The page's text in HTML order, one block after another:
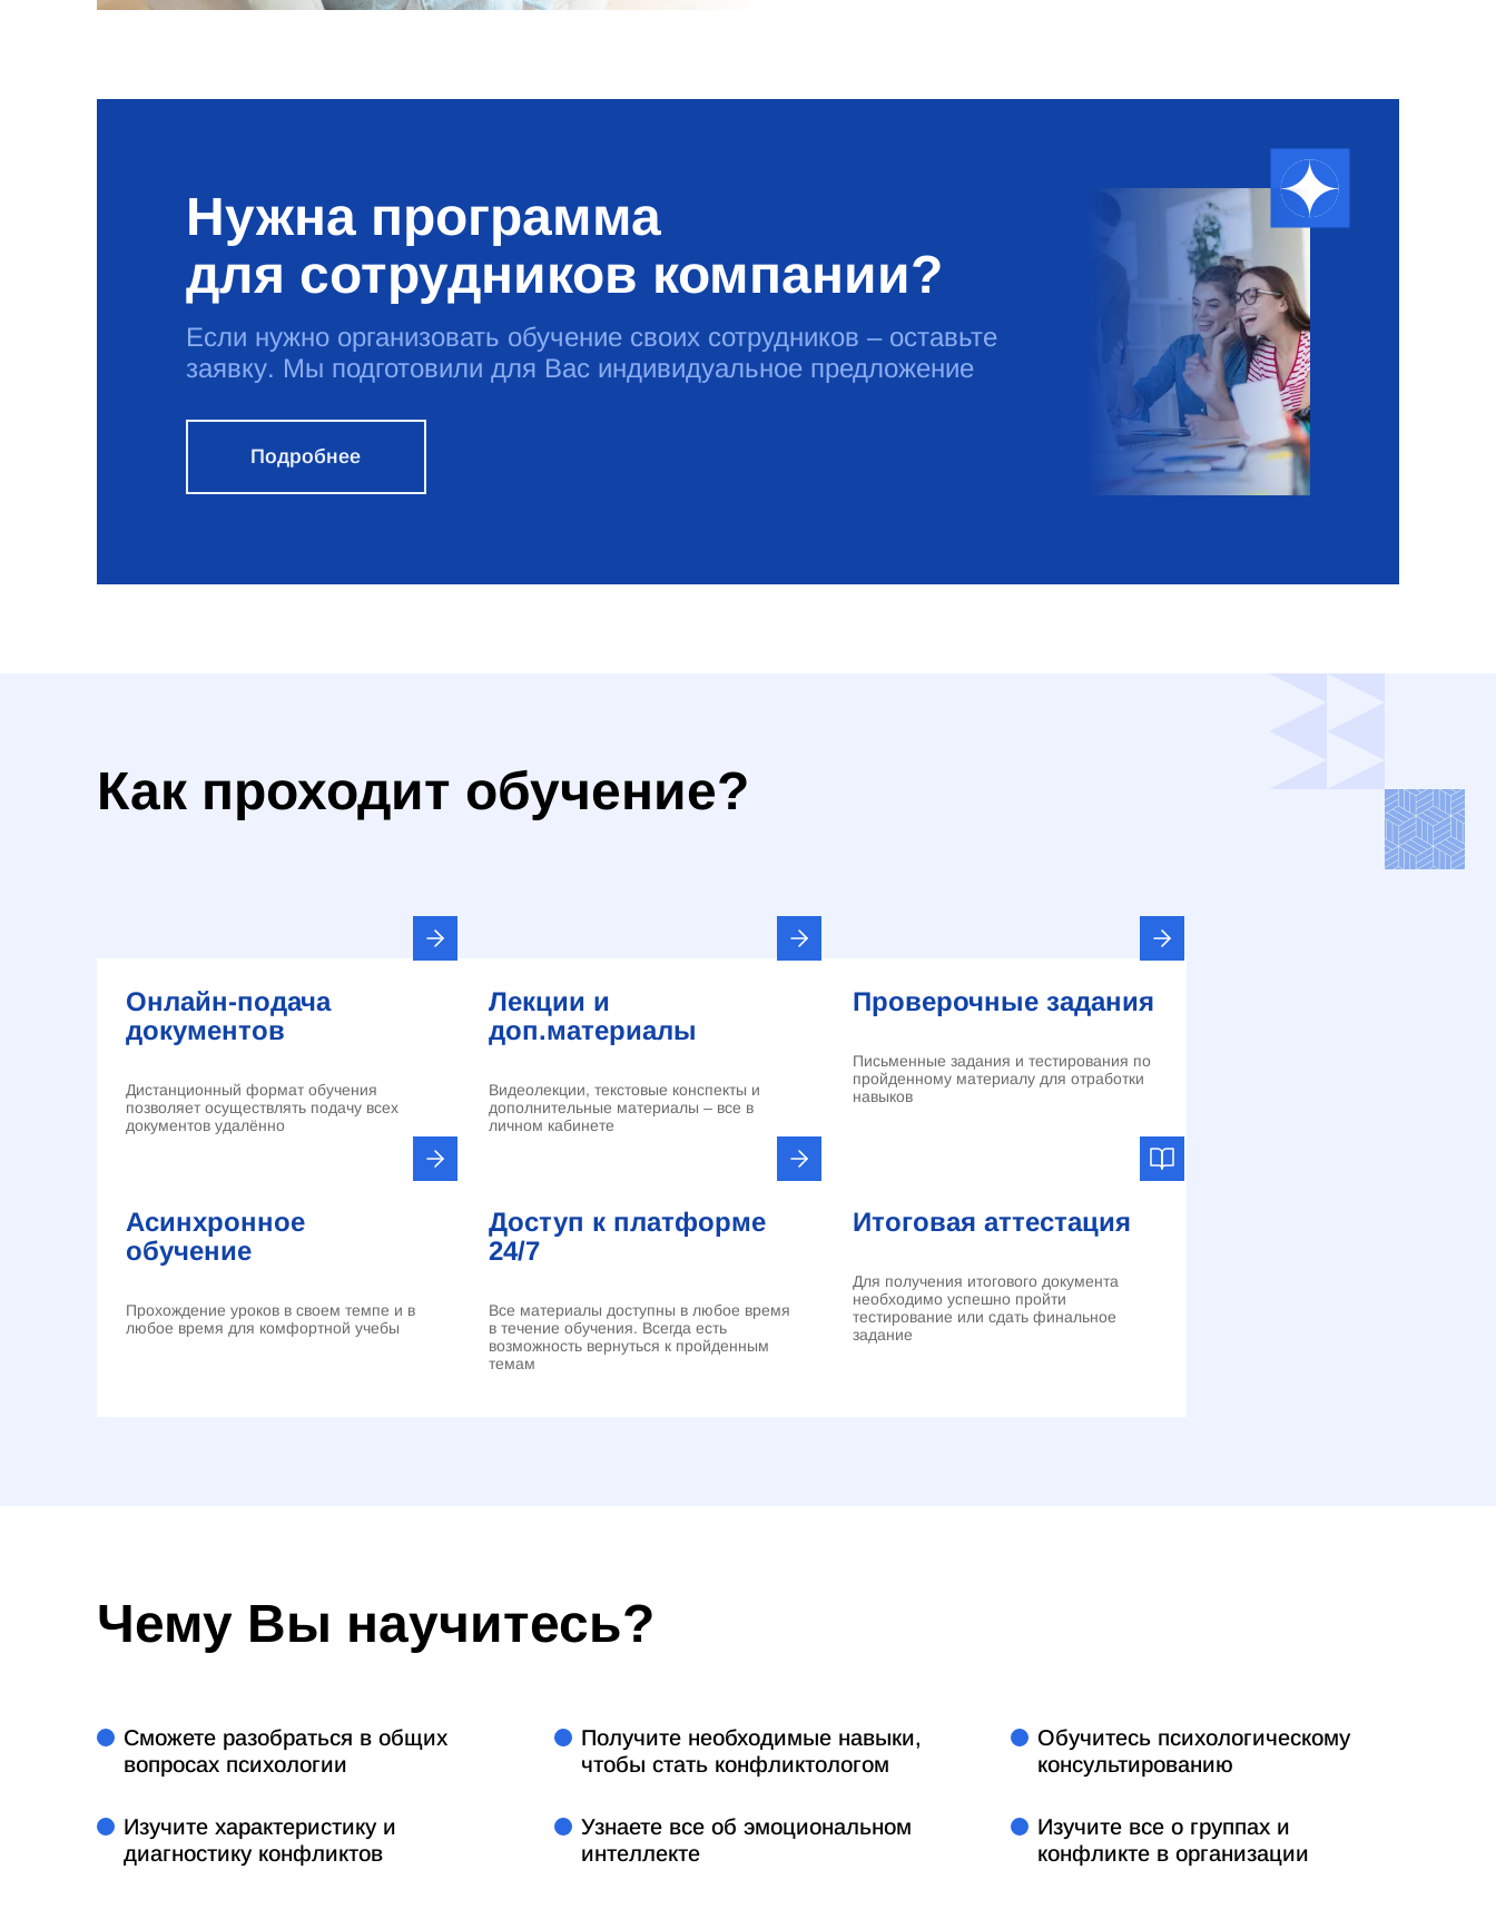
Нужна программа
для сотрудников компании?
Если нужно организовать обучение своих сотрудников – оставьте
заявку. Мы подготовили для Вас индивидуальное предложение
Подробнее
Как проходит обучение?
Онлайн-подача
документов
Дистанционный формат обучения
позволяет осуществлять подачу всех
документов удалённо
Лекции и
доп.материалы
Видеолекции, текстовые конспекты и
дополнительные материалы – все в
личном кабинете
Проверочные задания
Письменные задания и тестирования по
пройденному материалу для отработки
навыков
Асинхронное
обучение
Прохождение уроков в своем темпе и в
любое время для комфортной учебы
Доступ к платформе
24/7
Все материалы доступны в любое время
в течение обучения. Всегда есть
возможность вернуться к пройденным
темам
Итоговая аттестация
Для получения итогового документа
необходимо успешно пройти
тестирование или сдать финальное
задание
Чему Вы научитесь?
Сможете разобраться в общих
вопросах психологии
Получите необходимые навыки,
чтобы стать конфликтологом
Обучитесь психологическому
консультированию
Изучите характеристику и
диагностику конфликтов
Узнаете все об эмоциональном
интеллекте
Изучите все о группах и
конфликте в организации